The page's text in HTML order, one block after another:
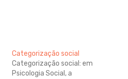
Categorização social
Categorização social: em
Psicologia Social, a